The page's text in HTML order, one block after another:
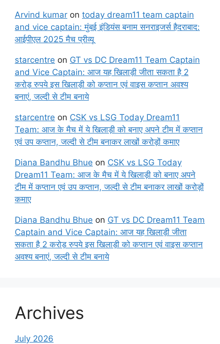
Arvind kumar on today dream11 team captain
and vice captain: मुंबई इंडियंस बनाम सनराइजर्स हैदराबाद:
आईपीएल 2025 मैच प्रीव्यू
starcentre on GT vs DC Dream11 Team Captain
and Vice Captain: आज यह खिलाड़ी जीता सकता है 2
करोड़ रुपये इस खिलाड़ी को कप्तान एवं वाइस कप्तान अवश्य
बनाएं, जल्दी से टीम बनाये
starcentre on CSK vs LSG Today Dream11
Team: आज के मैच में ये खिलाड़ी को बनाए अपने टीम में कप्तान
एवं उप कप्तान, जल्दी से टीम बनाकर लाखों करोड़ों कमाए
Diana Bandhu Bhue on CSK vs LSG Today
Dream11 Team: आज के मैच में ये खिलाड़ी को बनाए अपने
टीम में कप्तान एवं उप कप्तान, जल्दी से टीम बनाकर लाखों करोड़ों
कमाए
Diana Bandhu Bhue on GT vs DC Dream11 Team
Captain and Vice Captain: आज यह खिलाड़ी जीता
सकता है 2 करोड़ रुपये इस खिलाड़ी को कप्तान एवं वाइस कप्तान
अवश्य बनाएं, जल्दी से टीम बनाये
Archives
July 2026